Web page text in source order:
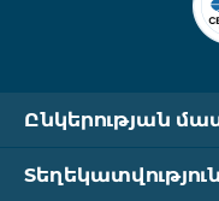
Ընկերության
Տեղեկատվություն